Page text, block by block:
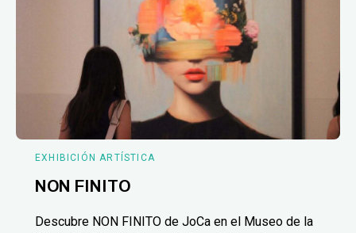
EXHIBICIÓN ARTÍSTICA
NON FINITO
Descubre NON FINITO de JoCa en el Museo de la